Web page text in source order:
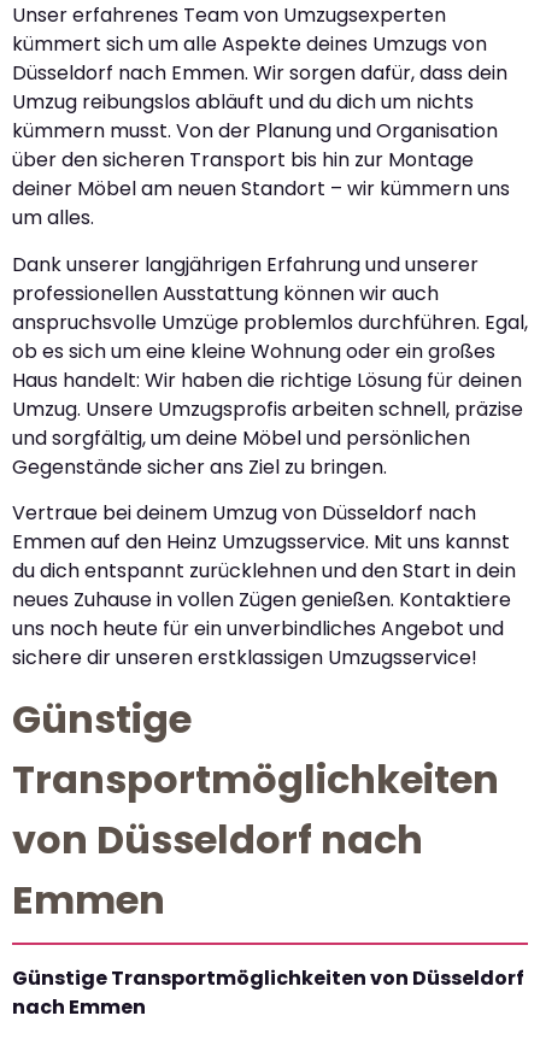
Unser erfahrenes Team von Umzugsexperten
kümmert sich um alle Aspekte deines Umzugs von
Düsseldorf nach Emmen. Wir sorgen dafür, dass dein
Umzug reibungslos abläuft und du dich um nichts
kümmern musst. Von der Planung und Organisation
über den sicheren Transport bis hin zur Montage
deiner Möbel am neuen Standort – wir kümmern uns
um alles.
Dank unserer langjährigen Erfahrung und unserer
professionellen Ausstattung können wir auch
anspruchsvolle Umzüge problemlos durchführen. Egal,
ob es sich um eine kleine Wohnung oder ein großes
Haus handelt: Wir haben die richtige Lösung für deinen
Umzug. Unsere Umzugsprofis arbeiten schnell, präzise
und sorgfältig, um deine Möbel und persönlichen
Gegenstände sicher ans Ziel zu bringen.
Vertraue bei deinem Umzug von Düsseldorf nach
Emmen auf den Heinz Umzugsservice. Mit uns kannst
du dich entspannt zurücklehnen und den Start in dein
neues Zuhause in vollen Zügen genießen. Kontaktiere
uns noch heute für ein unverbindliches Angebot und
sichere dir unseren erstklassigen Umzugsservice!
Günstige
Transportmöglichkeiten
von Düsseldorf nach
Emmen
Günstige Transportmöglichkeiten von Düsseldorf
nach Emmen